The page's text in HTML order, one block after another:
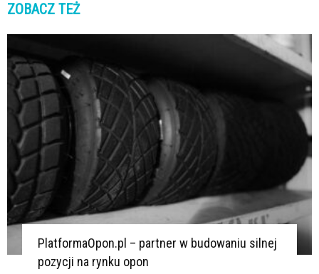
ZOBACZ TEŻ
PlatformaOpon.pl – partner w budowaniu silnej
pozycji na rynku opon